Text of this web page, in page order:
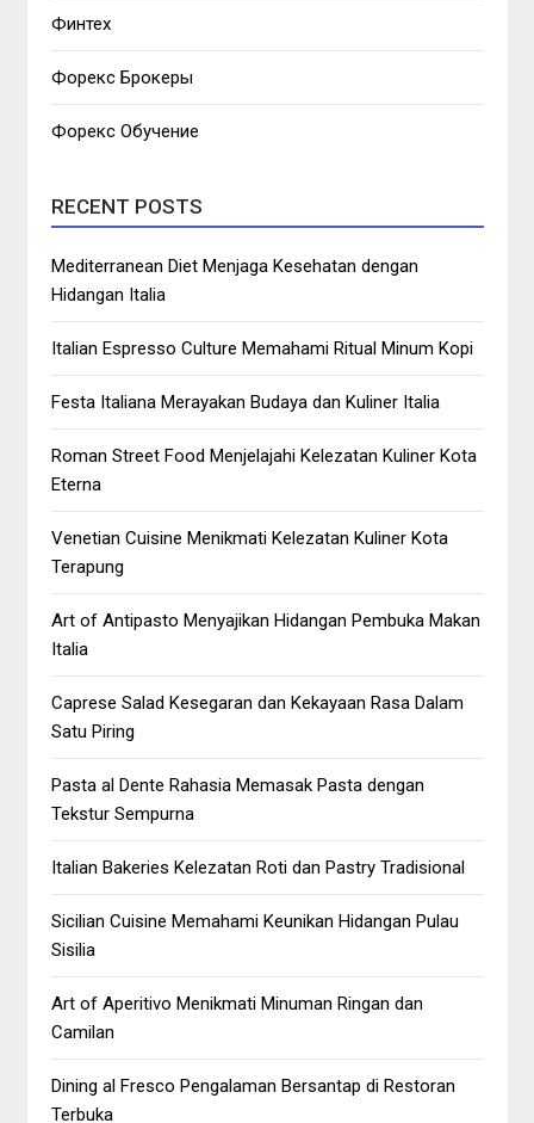
Финтех
Форекс Брокеры
Форекс Обучение
RECENT POSTS
Mediterranean Diet Menjaga Kesehatan dengan
Hidangan Italia
Italian Espresso Culture Memahami Ritual Minum Kopi
Festa Italiana Merayakan Budaya dan Kuliner Italia
Roman Street Food Menjelajahi Kelezatan Kuliner Kota
Eterna
Venetian Cuisine Menikmati Kelezatan Kuliner Kota
Terapung
Art of Antipasto Menyajikan Hidangan Pembuka Makan
Italia
Caprese Salad Kesegaran dan Kekayaan Rasa Dalam
Satu Piring
Pasta al Dente Rahasia Memasak Pasta dengan
Tekstur Sempurna
Italian Bakeries Kelezatan Roti dan Pastry Tradisional
Sicilian Cuisine Memahami Keunikan Hidangan Pulau
Sisilia
Art of Aperitivo Menikmati Minuman Ringan dan
Camilan
Dining al Fresco Pengalaman Bersantap di Restoran
Terbuka